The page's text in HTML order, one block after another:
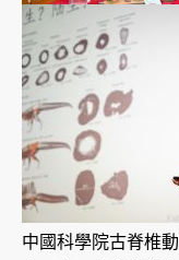
中國科學院古脊椎